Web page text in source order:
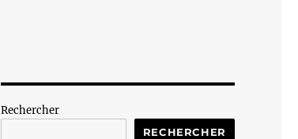
Rechercher
RECHERCHER